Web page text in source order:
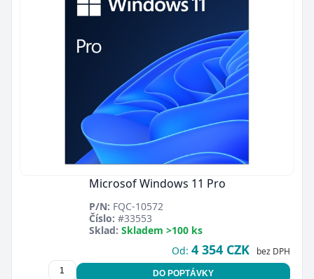
Microsof Windows 11 Pro
P/N: FQC-10572
Číslo: #33553
Sklad: Skladem >100 ks
Od: 4 354 CZK bez DPH
DO POPTÁVKY